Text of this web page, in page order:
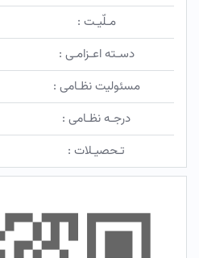
مـلّیـت :
دسـته اعـزامـی :
مسئولیت نظـامی :
درجـه نظـامی :
تـحصیـلات :